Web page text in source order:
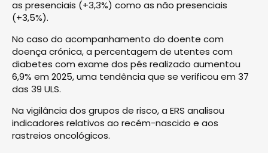
as presenciais (+3,3%) como as não presenciais
(+3,5%).
No caso do acompanhamento do doente com
doença crónica, a percentagem de utentes com
diabetes com exame dos pés realizado aumentou
6,9% em 2025, uma tendência que se verificou em 37
das 39 ULS.
Na vigilância dos grupos de risco, a ERS analisou
indicadores relativos ao recém-nascido e aos
rastreios oncológicos.